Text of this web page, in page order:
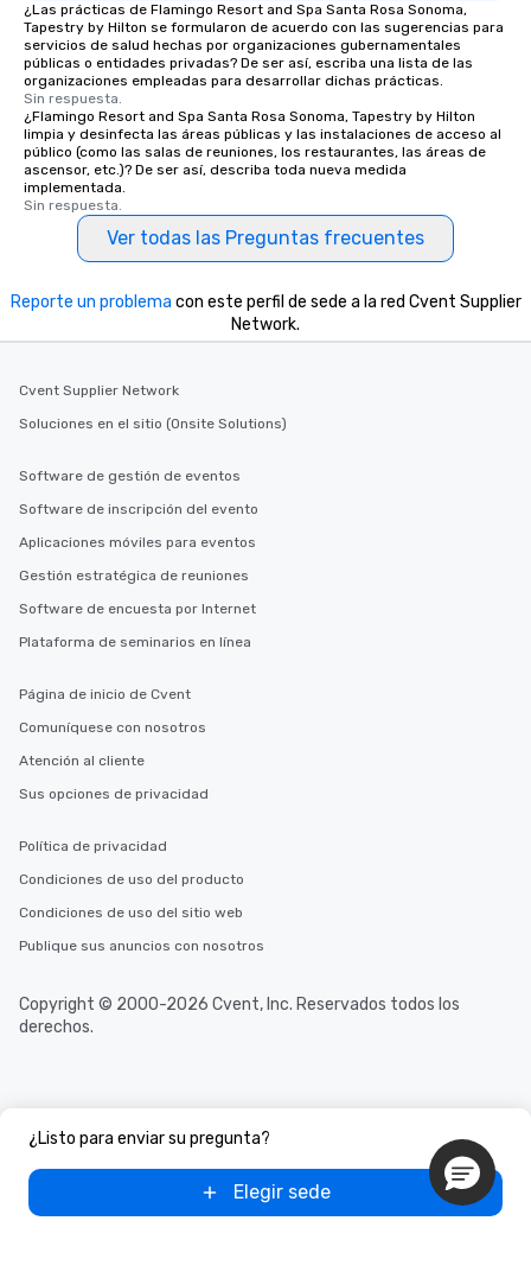
¿Las prácticas de Flamingo Resort and Spa Santa Rosa Sonoma,
Tapestry by Hilton se formularon de acuerdo con las sugerencias para
servicios de salud hechas por organizaciones gubernamentales
públicas o entidades privadas? De ser así, escriba una lista de las
organizaciones empleadas para desarrollar dichas prácticas.
Sin respuesta.
¿Flamingo Resort and Spa Santa Rosa Sonoma, Tapestry by Hilton
limpia y desinfecta las áreas públicas y las instalaciones de acceso al
público (como las salas de reuniones, los restaurantes, las áreas de
ascensor, etc.)? De ser así, describa toda nueva medida
implementada.
Sin respuesta.
Ver todas las Preguntas frecuentes
¿Listo para enviar su pregunta?
Elegir sede
Reporte un problema con este perfil de sede a la red Cvent Supplier
Network.
Cvent Supplier Network
Soluciones en el sitio (Onsite Solutions)
Software de gestión de eventos
Software de inscripción del evento
Aplicaciones móviles para eventos
Gestión estratégica de reuniones
Software de encuesta por Internet
Plataforma de seminarios en línea
Página de inicio de Cvent
Comuníquese con nosotros
Atención al cliente
Sus opciones de privacidad
Política de privacidad
Condiciones de uso del producto
Condiciones de uso del sitio web
Publique sus anuncios con nosotros
Copyright © 2000-2026 Cvent, Inc. Reservados todos los
derechos.